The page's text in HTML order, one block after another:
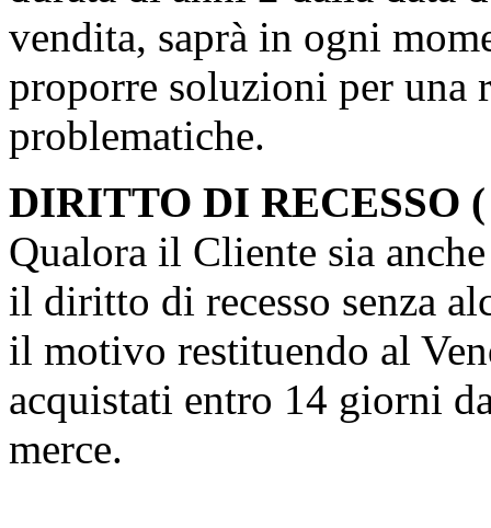
vendita, saprà in ogni
proporre soluzioni per una
problematiche.
DIRITTO DI RECESSO
Qualora il Cliente sia
il diritto di recesso senza
il motivo restituendo al
acquistati entro 14 giorni
merce.